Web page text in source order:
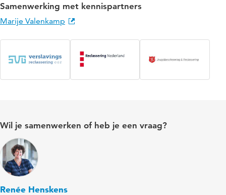
Samenwerking met kennispartners
Marije Valenkamp
Wil je samenwerken of heb je een vraag?
Renée Henskens